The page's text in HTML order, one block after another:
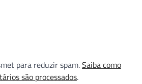
para reduzir spam.Saiba como
são processados.